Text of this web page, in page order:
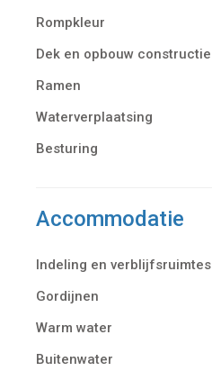
Rompkleur
Dek en opbouw constructie
Ramen
Waterverplaatsing
Besturing
Accommodatie
Indeling en verblijfsruimtes
Gordijnen
Warm water
Buitenwater